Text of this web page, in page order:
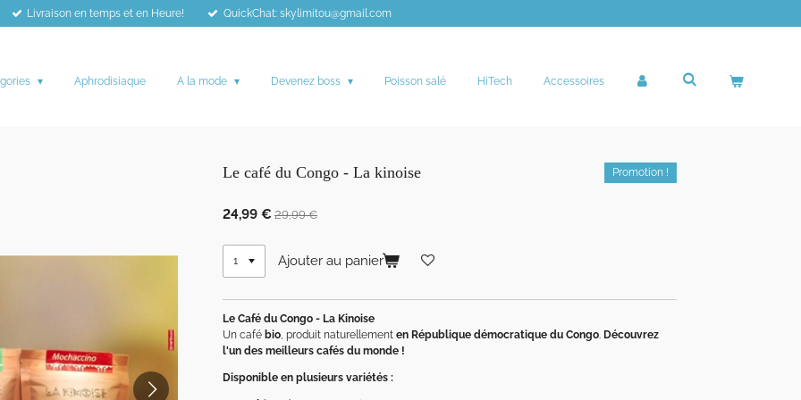
Livraison en temps et en Heure! QuickChat: skylimitou@gmail.com
Aphrodisiaque A la mode Devenez boss Poisson salé HiTech Accessoires
Le café du Congo - La kinoise Promotion !
24,99 € 29,99 €
Ajouter au panier
Le Café du Congo - La Kinoise
Un café bio, produit naturellement en République démocratique du Congo. Découvrez
l'un des meilleurs cafés du monde !
Disponible en plusieurs variétés :